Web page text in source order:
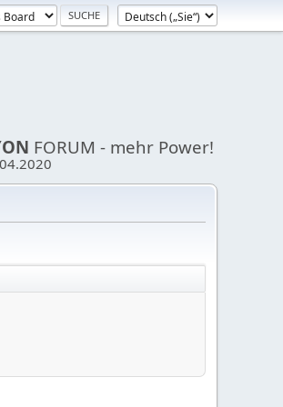
FORUM - mehr Power!